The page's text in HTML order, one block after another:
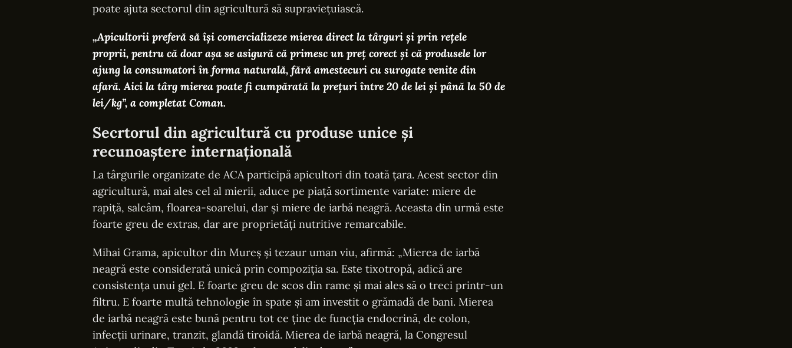
poate ajuta sectorul din agricultură să supraviețuiască.
„Apicultorii preferă să își comercializeze mierea direct la târguri și prin rețele
proprii, pentru că doar așa se asigură că primesc un preț corect și că produsele lor
ajung la consumatori în forma naturală, fără amestecuri cu surogate venite din
afară. Aici la târg mierea poate fi cumpărată la prețuri între 20 de lei și până la 50 de
lei/kg”, a completat Coman.
Secrtorul din agricultură cu produse unice și
recunoaștere internațională
La târgurile organizate de ACA participă apicultori din toată țara. Acest sector din
agricultură, mai ales cel al mierii, aduce pe piață sortimente variate: miere de
rapiță, salcâm, floarea-soarelui, dar și miere de iarbă neagră. Aceasta din urmă este
foarte greu de extras, dar are proprietăți nutritive remarcabile.
Mihai Grama, apicultor din Mureș și tezaur uman viu, afirmă: „Mierea de iarbă
neagră este considerată unică prin compoziția sa. Este tixotropă, adică are
consistența unui gel. E foarte greu de scos din rame și mai ales să o treci printr-un
filtru. E foarte multă tehnologie în spate și am investit o grămadă de bani. Mierea
de iarbă neagră este bună pentru tot ce ține de funcția endocrină, de colon,
infecții urinare, tranzit, glandă tiroidă. Mierea de iarbă neagră, la Congresul